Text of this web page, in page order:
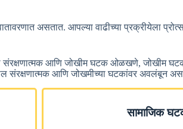
असतात. आपल्या वाढीच्या प्रक्रीयेला
संरक्षणात्मक आणि जोखीम घटक ओळखणे, जोखीम
संरक्षणात्मक आणि जोखमीच्या घटकांवर अवलंबून
सामाजिक